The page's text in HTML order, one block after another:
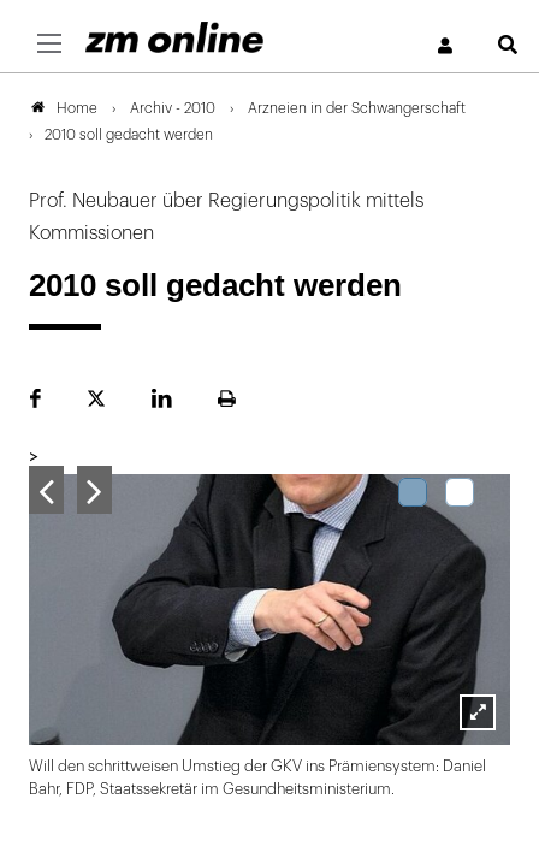
Home Archiv - 2010
Arzneien in der Schwangerschaft
2010 soll gedacht werden
Prof. Neubauer über Regierungspolitik mittels
Kommissionen
2010 soll gedacht werden
FacebookPlattformLinekdInSeite
>
Lightbox
öffnen
Will den schrittweisen Umstieg der GKV ins Prämiensystem: Daniel
Bahr, FDP, Staatssekretär im Gesundheitsministerium.